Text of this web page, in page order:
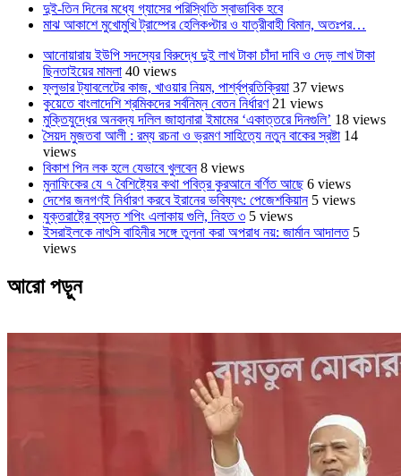
দুই-তিন দিনের মধ্যে গ্যাসের পরিস্থিতি স্বাভাবিক হবে
মাঝ আকাশে মুখোমুখি ট্রাম্পের হেলিকপ্টার ও যাত্রীবাহী বিমান, অতঃপর…
আনোয়ারায় ইউপি সদস্যের বিরুদ্ধে দুই লাখ টাকা চাঁদা দাবি ও দেড় লাখ টাকা
ছিনতাইয়ের মামলা 40 views
ফ্লুভার ট্যাবলেটের কাজ, খাওয়ার নিয়ম, পার্শ্বপ্রতিক্রিয়া 37 views
কুয়েতে বাংলাদেশি শ্রমিকদের সর্বনিম্ন বেতন নির্ধারণ 21 views
মুক্তিযুদ্ধের অনবদ্য দলিল জাহানারা ইমামের ‘একাত্তরে দিনগুলি’ 18 views
সৈয়দ মুজতবা আলী : রম্য রচনা ও ভ্রমণ সাহিত্যে নতুন বাকের স্রষ্টা 14
views
বিকাশ পিন লক হলে যেভাবে খুলবেন 8 views
মুনাফিকের যে ৭ বৈশিষ্ট্যের কথা পবিত্র কুরআনে বর্ণিত আছে 6 views
দেশের জনগণই নির্ধারণ করবে ইরানের ভবিষ্যৎ: পেজেশকিয়ান 5 views
যুক্তরাষ্ট্রে ব্যস্ত শপিং এলাকায় গুলি, নিহত ৩ 5 views
ইসরাইলকে নাৎসি বাহিনীর সঙ্গে তুলনা করা অপরাধ নয়: জার্মান আদালত 5
views
আরো পড়ুন